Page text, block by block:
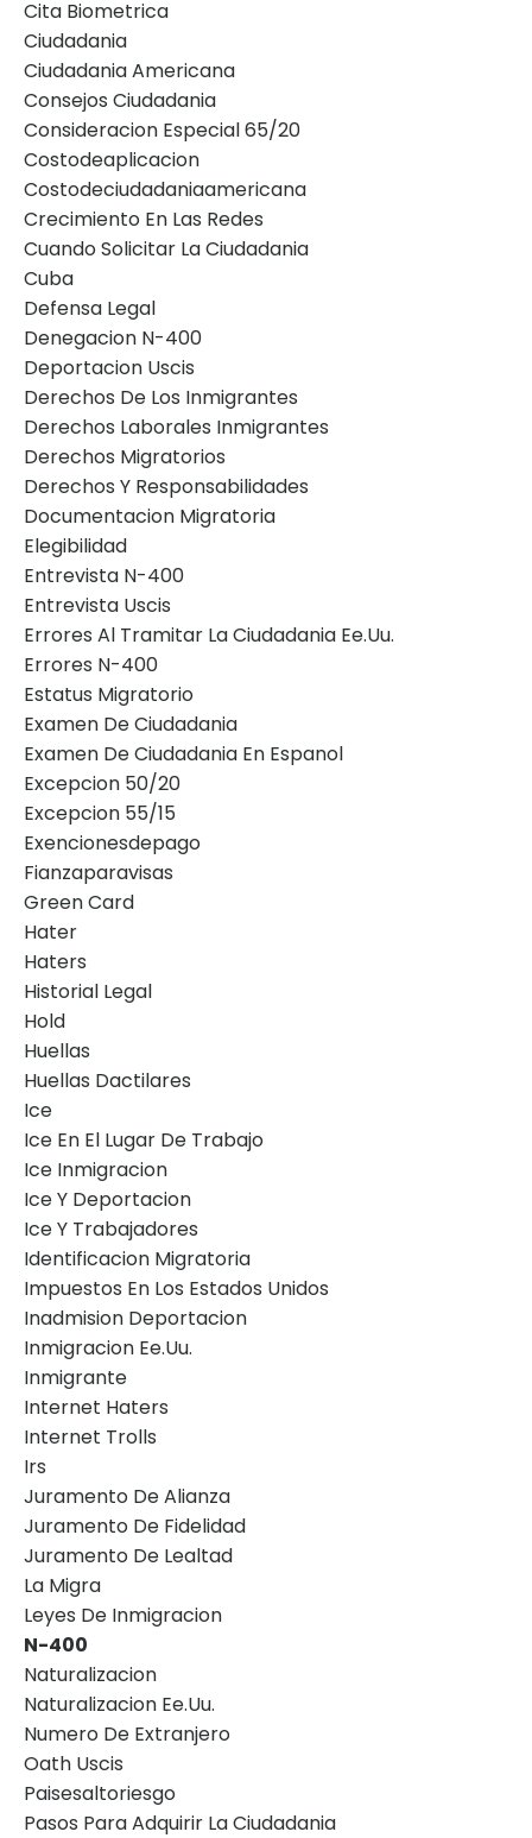
Cita Biometrica
Ciudadania
Ciudadania Americana
Consejos Ciudadania
Consideracion Especial 65/20
Costodeaplicacion
Costodeciudadaniaamericana
Crecimiento En Las Redes
Cuando Solicitar La Ciudadania
Cuba
Defensa Legal
Denegacion N-400
Deportacion Uscis
Derechos De Los Inmigrantes
Derechos Laborales Inmigrantes
Derechos Migratorios
Derechos Y Responsabilidades
Documentacion Migratoria
Elegibilidad
Entrevista N-400
Entrevista Uscis
Errores Al Tramitar La Ciudadania Ee.uu.
Errores N-400
Estatus Migratorio
Examen De Ciudadania
Examen De Ciudadania En Espanol
Excepcion 50/20
Excepcion 55/15
Exencionesdepago
Fianzaparavisas
Green Card
Hater
Haters
Historial Legal
Hold
Huellas
Huellas Dactilares
Ice
Ice En El Lugar De Trabajo
Ice Inmigracion
Ice Y Deportacion
Ice Y Trabajadores
Identificacion Migratoria
Impuestos En Los Estados Unidos
Inadmision Deportacion
Inmigracion Ee.uu.
Inmigrante
Internet Haters
Internet Trolls
Irs
Juramento De Alianza
Juramento De Fidelidad
Juramento De Lealtad
La Migra
Leyes De Inmigracion
N-400
Naturalizacion
Naturalizacion Ee.uu.
Numero De Extranjero
Oath Uscis
Paisesaltoriesgo
Pasos Para Adquirir La Ciudadania